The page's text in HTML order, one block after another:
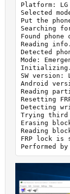
Platform: LG
Selected
Put the
Searching
Found phone
Reading
Detected
Mode:
SW version:
Android
Reading
Resetting
Detecting
Trying third
Erasing
Reading
FRP lock is
Performed